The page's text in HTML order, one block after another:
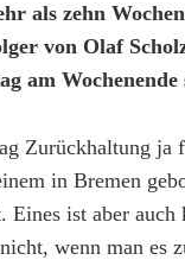
als zehn
von Olaf
am
Zurückhaltung ja
in Bremen
Eines ist aber
wenn man es